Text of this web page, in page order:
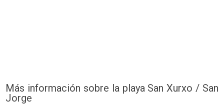
Más información sobre la playa San Xurxo / San
Jorge